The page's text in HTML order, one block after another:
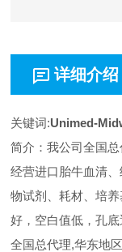
详细介绍
关键词:Unimed-
简介：我公司全国
经营进口胎牛血清
物试剂、耗材、培
好，空白值低，孔底
全国总代理,华东地